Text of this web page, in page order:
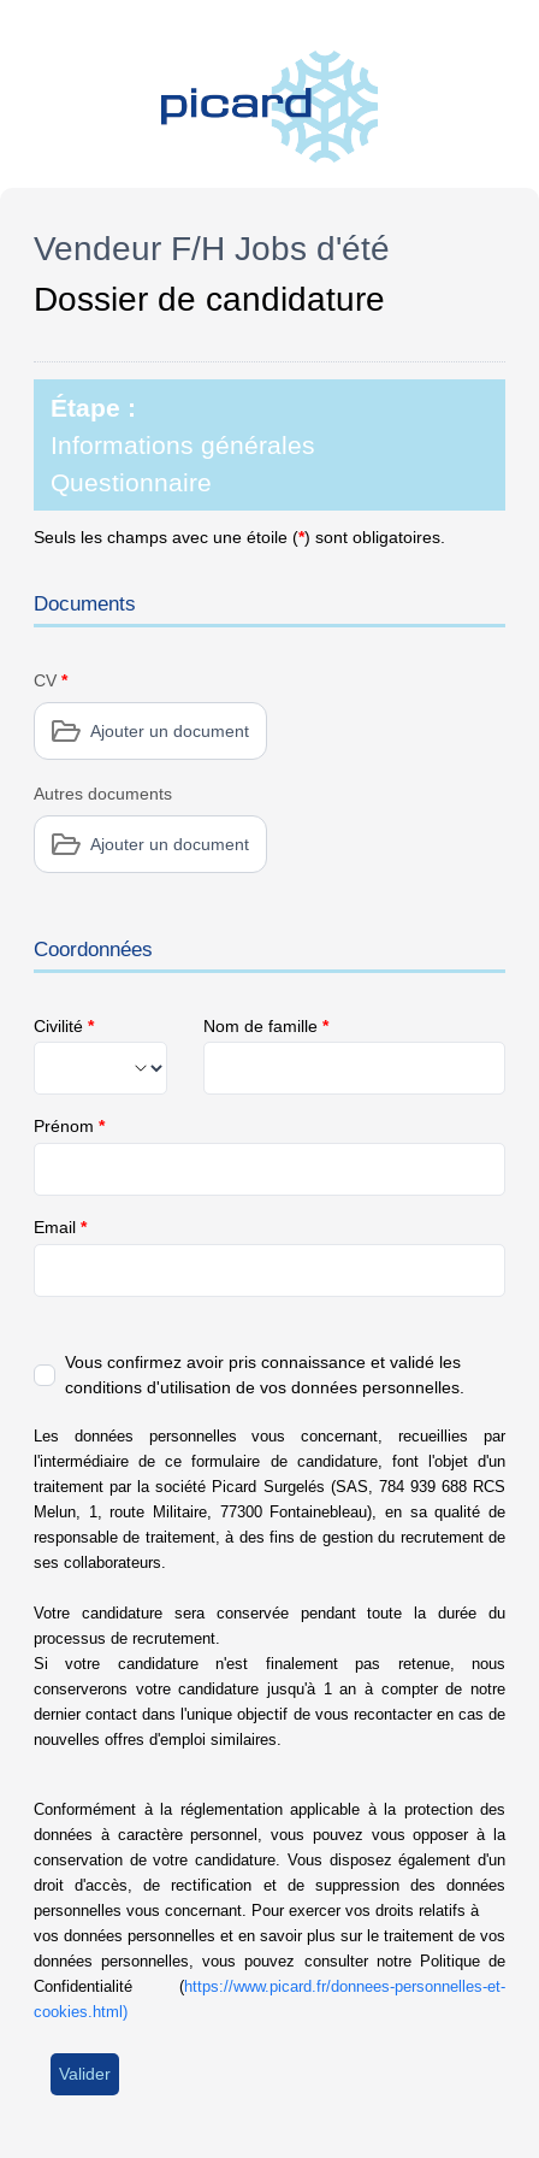
Vendeur F/H Jobs d'été
Dossier de candidature
Étape :
Informations générales
Questionnaire
Seuls les champs avec une étoile (*) sont obligatoires.
Documents
CV *
Ajouter un document
Autres documents
Ajouter un document
Coordonnées
Civilité * Nom de famille *
Prénom *
Email *
Vous confirmez avoir pris connaissance et validé les
conditions d'utilisation de vos données personnelles.
Les données personnelles vous concernant, recueillies par
l'intermédiaire de ce formulaire de candidature, font l'objet d'un
traitement par la société Picard Surgelés (SAS, 784 939 688 RCS
Melun, 1, route Militaire, 77300 Fontainebleau), en sa qualité de
responsable de traitement, à des fins de gestion du recrutement de
ses collaborateurs.
Votre candidature sera conservée pendant toute la durée du
processus de recrutement.
Si votre candidature n'est finalement pas retenue, nous
conserverons votre candidature jusqu'à 1 an à compter de notre
dernier contact dans l'unique objectif de vous recontacter en cas de
nouvelles offres d'emploi similaires.
Conformément à la réglementation applicable à la protection des
données à caractère personnel, vous pouvez vous opposer à la
conservation de votre candidature. Vous disposez également d'un
droit d'accès, de rectification et de suppression des données
personnelles vous concernant. Pour exercer vos droits relatifs à
vos données personnelles et en savoir plus sur le traitement de vos
données personnelles, vous pouvez consulter notre Politique de
Confidentialité (https://www.picard.fr/donnees-personnelles-et-
cookies.html)